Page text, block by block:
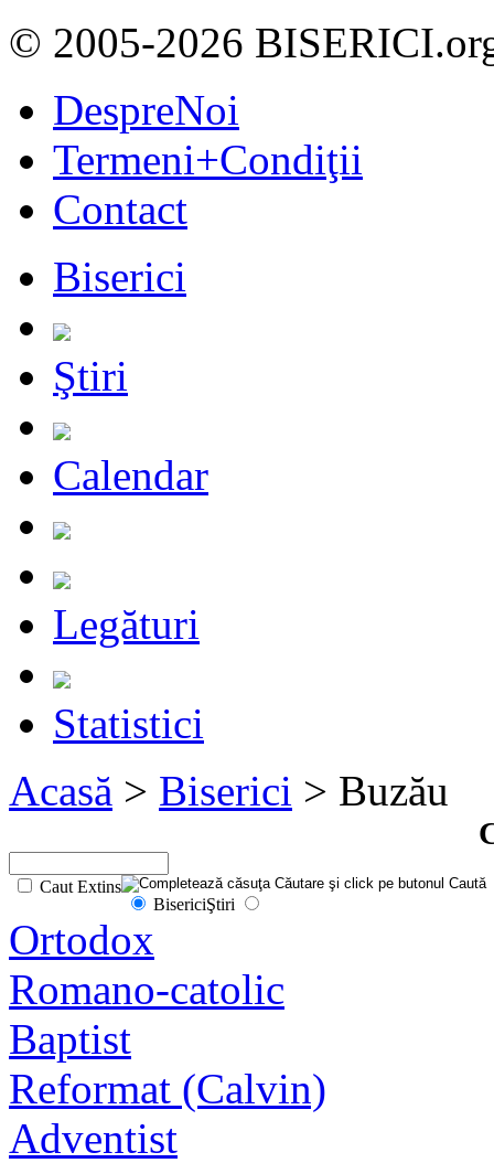
© 2005-2026
DespreNoi
Termeni+Condiţii
Contact
Biserici
Ştiri
Calendar
Legături
Statistici
Acasă > Biserici > Buzău
Caut Extins
BisericiŞtiri
Ortodox
Romano-catolic
Baptist
Reformat (Calvin)
Adventist